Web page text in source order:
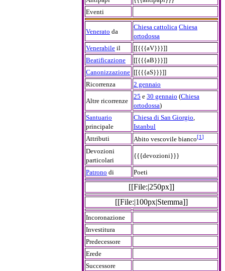
Eventi
Venerato da
Chiesa cattolica Chiesa
ortodossa
Venerabile il
[[{{{aV}}}]]
Beatificazione
[[{{{aB}}}]]
Canonizzazione [[{{{aS}}}]]
Ricorrenza
2 gennaio
Altre ricorrenze
25 e 30 gennaio (Chiesa
ortodossa)
Santuario
principale
Chiesa di San Giorgio
Istanbul
Attributi
Abito vescovile bianco[1]
Devozioni
particolari
{{{devozioni}}}
Patrono di Poeti
[[File:|250px]]
[[File:|100px|Stemma]]
Incoronazione
Investitura
Predecessore
Erede
Successore